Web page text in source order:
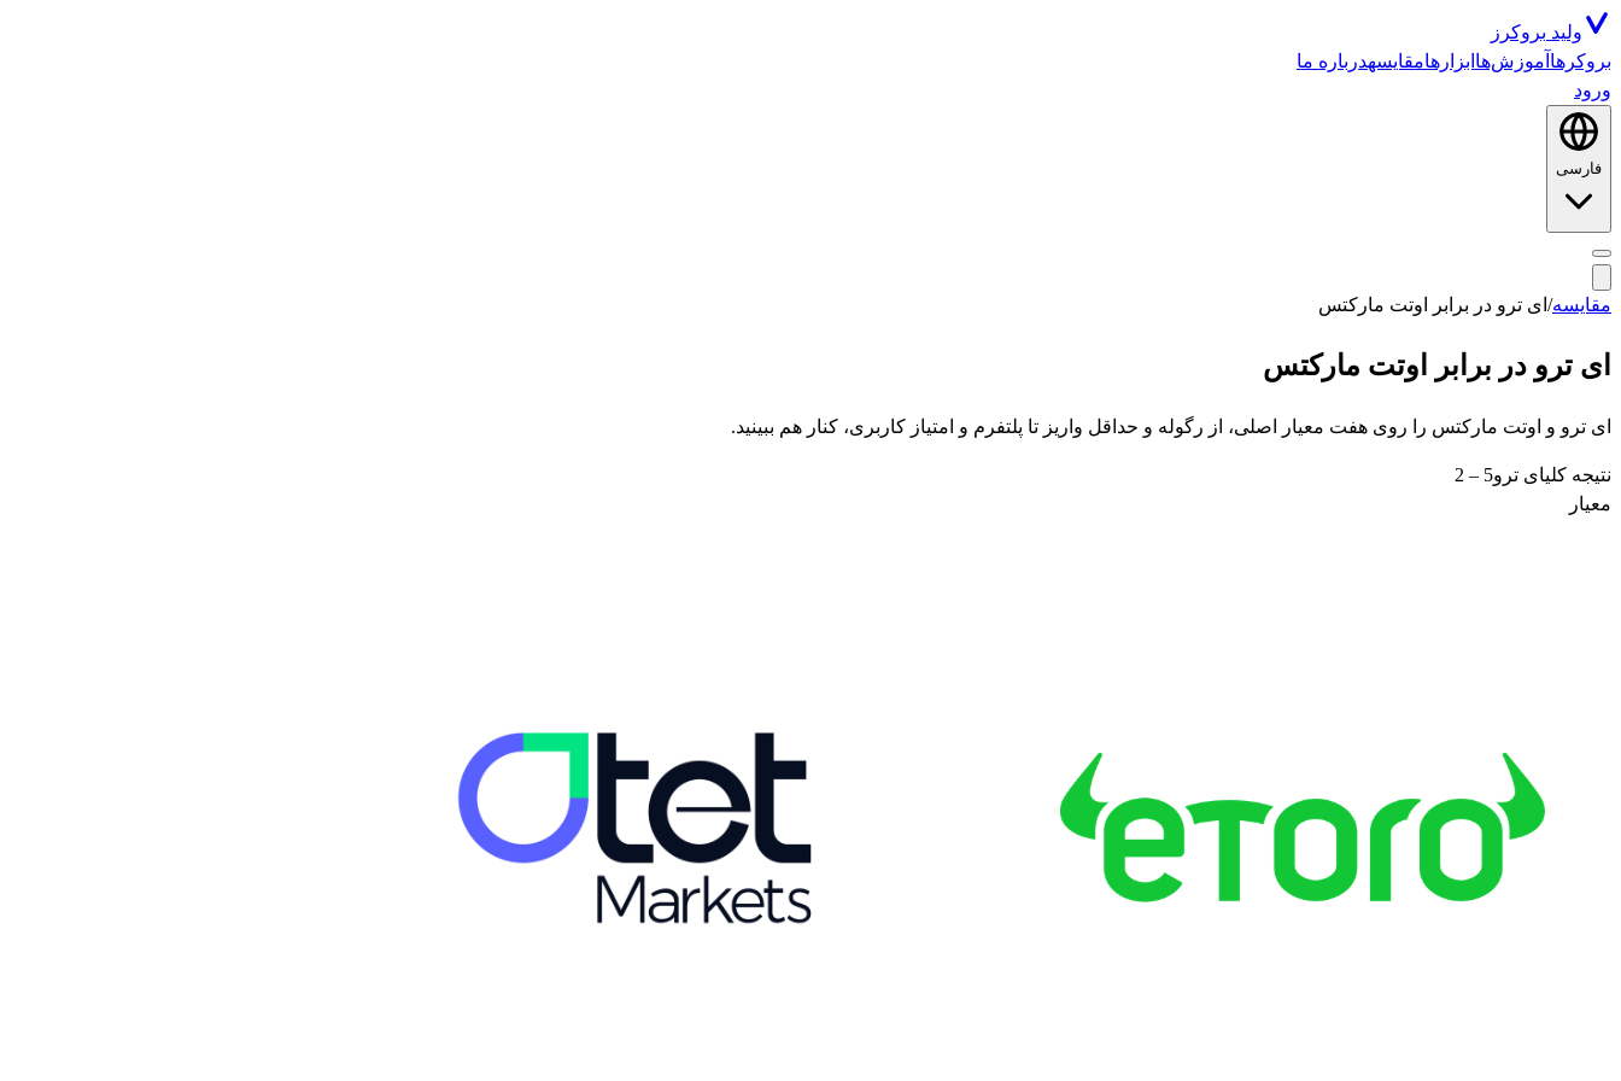
ولید بروکرز
بروکرها آموزش‌ها ابزارهامقایسهدرباره ما
ورود
فارسی
مقایسه/ ای ترو در برابر اوتت مارکتس
ای ترو در برابر اوتت مارکتس
ای ترو و اوتت مارکتس را روی هفت معیار اصلی، از رگوله و حداقل واریز تا پلتفرم و امتیاز کاربری، کنار هم ببینید.
نتیجه کلیای ترو5
–
2
معیار